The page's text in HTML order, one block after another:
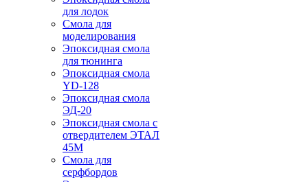
для лодок
Смола для
моделирования
Эпоксидная смола
для тюнинга
Эпоксидная смола
YD-128
Эпоксидная смола
ЭД-20
Эпоксидная смола с
отвердителем ЭТАЛ
45М
Смола для
серфбордов